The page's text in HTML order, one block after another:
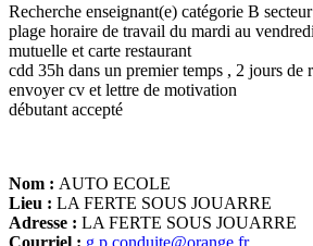
Recherche enseignant(e) catégorie B
plage horaire de travail du mardi au
mutuelle et carte restaurant
cdd 35h dans un premier temps , 2 jours de
envoyer cv et lettre de motivation
débutant accepté
Nom : AUTO ECOLE
Lieu : LA FERTE SOUS JOUARRE
Adresse : LA FERTE SOUS JOUARRE
Courriel : g.p.conduite@orange.fr